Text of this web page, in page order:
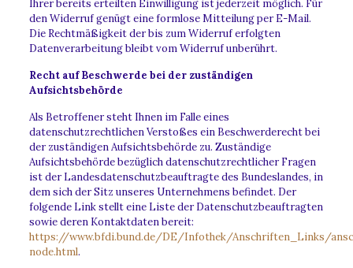
Ihrer bereits erteilten Einwilligung ist jederzeit möglich. Für
den Widerruf genügt eine formlose Mitteilung per E-Mail.
Die Rechtmäßigkeit der bis zum Widerruf erfolgten
Datenverarbeitung bleibt vom Widerruf unberührt.
Recht auf Beschwerde bei der zuständigen
Aufsichtsbehörde
Als Betroffener steht Ihnen im Falle eines
datenschutzrechtlichen Verstoßes ein Beschwerderecht bei
der zuständigen Aufsichtsbehörde zu. Zuständige
Aufsichtsbehörde bezüglich datenschutzrechtlicher Fragen
ist der Landesdatenschutzbeauftragte des Bundeslandes, in
dem sich der Sitz unseres Unternehmens befindet. Der
folgende Link stellt eine Liste der Datenschutzbeauftragten
sowie deren Kontaktdaten bereit:
https://www.bfdi.bund.de/DE/Infothek/Anschriften_Links/
node.html.